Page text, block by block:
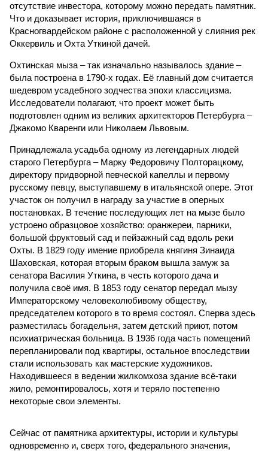
отсутствие инвестора, которому можно передать памятник.
Что и доказывает история, приключившаяся в
Красногвардейском районе с расположенной у слияния рек
Оккервиль и Охта Уткиной дачей.
Охтинская мыза – так изначально называлось здание –
была построена в 1790-х годах. Её главный дом считается
шедевром усадебного зодчества эпохи классицизма.
Исследователи полагают, что проект может быть
подготовлен одним из великих архитекторов Петербурга –
Джакомо Кваренги или Николаем Львовым.
Принадлежала усадьба одному из легендарных людей
старого Петербурга – Марку Федоровичу Полторацкому,
директору придворной певческой капеллы и первому
русскому певцу, выступавшему в итальянской опере. Этот
участок он получил в награду за участие в оперных
постановках. В течение последующих лет на мызе было
устроено образцовое хозяйство: оранжереи, парники,
большой фруктовый сад и пейзажный сад вдоль реки
Охты. В 1829 году имение приобрела княгиня Зинаида
Шаховская, которая вторым браком вышла замуж за
сенатора Василия Уткина, в честь которого дача и
получила своё имя. В 1853 году сенатор передал мызу
Императорскому человеколюбивому обществу,
председателем которого в то время состоял. Сперва здесь
разместилась богадельня, затем детский приют, потом
психиатрическая больница. В 1936 года часть помещений
перепланировали под квартиры, остальное впоследствии
стали использовать как мастерские художников.
Находившееся в ведении жилкомхоза здание всё-таки
жило, ремонтировалось, хотя и теряло постепенно
некоторые свои элементы.
Сейчас от памятника архитектуры, истории и культуры
одновременно и, сверх того, федерального значения,